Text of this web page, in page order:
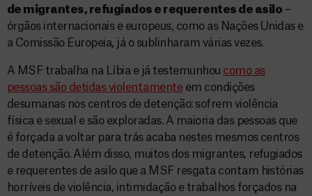
de migrantes, refugiados e requerentes de asilo –
órgãos internacionais e europeus, como as Nações Unidas e
a Comissão Europeia, já o sublinharam várias vezes.
A MSF trabalha na Líbia e já testemunhou como as
pessoas são detidas violentamenteem condições
desumanas nos centros de detenção: sofrem violência
física e sexual e são exploradas. A maioria das pessoas que
é forçada a voltar para trás acaba nestes mesmos centros
de detenção. Além disso, muitos dos migrantes, refugiados
e requerentes de asilo que a MSF resgata contam histórias
horríveis de violência, intimidação e trabalhos forçados na